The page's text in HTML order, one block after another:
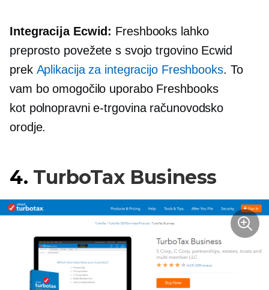
Integracija Ecwid: Freshbooks lahko
preprosto povežete s svojo trgovino Ecwid
prek Aplikacija za integracijo Freshbooks. To
vam bo omogočilo uporabo Freshbooks
kot polnopravni e-trgovinaračunovodsko
orodje.
4. TurboTax Business